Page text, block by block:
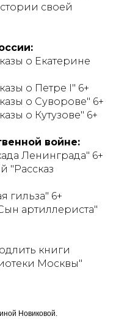
своей
о Екатерине
о Петре I" 6+
о Суворове" 6+
о Кутузове" 6+
войне:
Ленинграда" 6+
"Рассказ
гильза" 6+
артиллериста"
книги
Москвы"
Новиковой.